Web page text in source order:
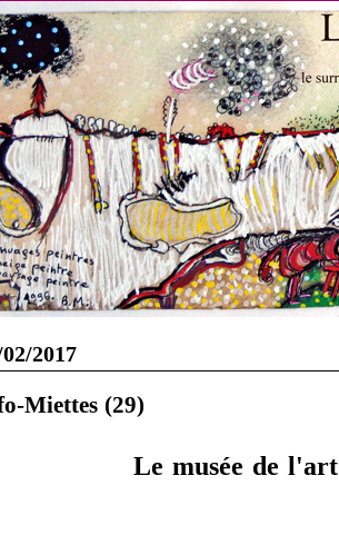
2017
Miettes (29)
Le musée de